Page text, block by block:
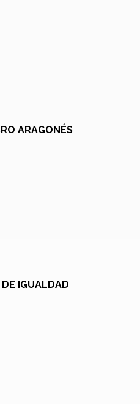
ARAGONÉS
IGUALDAD